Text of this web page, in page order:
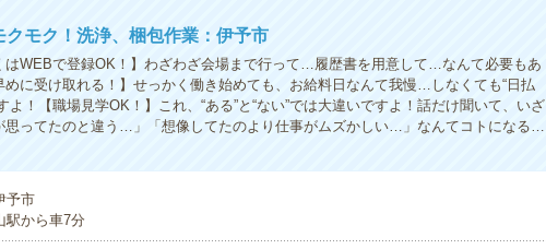
クモク！洗浄、梱包作業：伊予市
はWEBで登録OK！】わざわざ会場まで行って…履歴書を用意して…なんて必要もあ
めに受け取れる！】せっかく働き始めても、お給料日なんて我慢…しなくても“日払
よ！【職場見学OK！】これ、“ある”と“ない”では大違いですよ！話だけ聞いて、いざ
思ってたのと違う…」「想像してたのより仕事がムズかしい…」なんてコトになる…
予市
駅から車7分